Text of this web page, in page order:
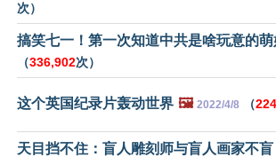
次）
搞笑七一！第一次知道中共是啥玩意的
（336,902次）
这个英国纪录片轰动世界 🖼️ 2022/4/8 （
天目挡不住：盲人雕刻师与盲人画家不盲